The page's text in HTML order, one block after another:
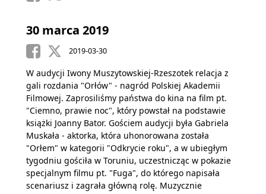
30 marca 2019
2019-03-30
W audycji Iwony Muszytowskiej-Rzeszotek relacja z
gali rozdania "Orłów" - nagród Polskiej Akademii
Filmowej. Zaprosiliśmy państwa do kina na film pt.
"Ciemno, prawie noc", który powstał na podstawie
książki Joanny Bator. Gościem audycji była Gabriela
Muskała - aktorka, która uhonorowana została
"Orłem" w kategorii "Odkrycie roku", a w ubiegłym
tygodniu gościła w Toruniu, uczestnicząc w pokazie
specjalnym filmu pt. "Fuga", do którego napisała
scenariusz i zagrała główną rolę. Muzycznie